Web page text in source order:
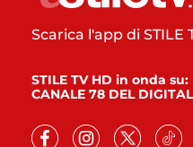
Scarica l'app di STILE
STILE TV HD in onda su:
CANALE 78 DEL